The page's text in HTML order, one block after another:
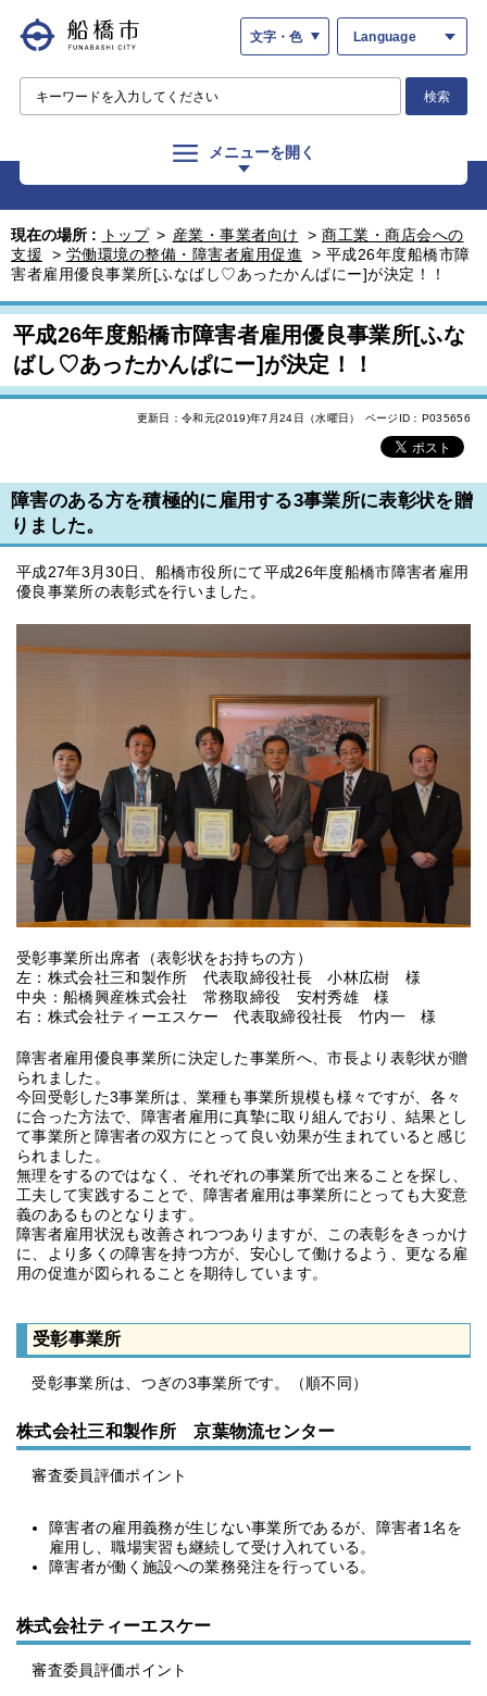
文字・色 Language
検索
メニューを開く
現在の場所 : トップ > 産業・事業者向け > 商工業・商店会への
支援
> 労働環境の整備・障害者雇用促進 > 平成26年度船橋市障
害者雇用優良事業所[ふなばし♡あったかんぱにー]が決定！！
平成26年度船橋市障害者雇用優良事業所[ふな
ばし♡あったかんぱにー]が決定！！
更新日：令和元(2019)年7月24日（水曜日） ページID：P035656
障害のある方を積極的に雇用する3事業所に表彰状を贈
りました。
平成27年3月30日、船橋市役所にて平成26年度船橋市障害者雇用
優良事業所の表彰式を行いました。
受彰事業所出席者（表彰状をお持ちの方）
左：株式会社三和製作所 代表取締役社長 小林広樹 様
中央：船橋興産株式会社 常務取締役 安村秀雄 様
右：株式会社ティーエスケー 代表取締役社長 竹内一 様
障害者雇用優良事業所に決定した事業所へ、市長より表彰状が贈
られました。
今回受彰した3事業所は、業種も事業所規模も様々ですが、各々
に合った方法で、障害者雇用に真摯に取り組んでおり、結果とし
て事業所と障害者の双方にとって良い効果が生まれていると感じ
られました。
無理をするのではなく、それぞれの事業所で出来ることを探し、
工夫して実践することで、障害者雇用は事業所にとっても大変意
義のあるものとなります。
障害者雇用状況も改善されつつありますが、この表彰をきっかけ
に、より多くの障害を持つ方が、安心して働けるよう、更なる雇
用の促進が図られることを期待しています。
受彰事業所
受彰事業所は、つぎの3事業所です。（順不同）
株式会社三和製作所 京葉物流センター
審査委員評価ポイント
障害者の雇用義務が生じない事業所であるが、障害者1名を
雇用し、職場実習も継続して受け入れている。
障害者が働く施設への業務発注を行っている。
株式会社ティーエスケー
審査委員評価ポイント